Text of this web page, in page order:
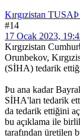
Kırgızistan
#14
17 Ocak 2023,
Kırgızistan
Orunbekov,
(SİHA) tedarik
Þu ana kadar
SİHA'ları tedarik
da tedarik ettiğini
bu açıklama ile
tarafından üretilen